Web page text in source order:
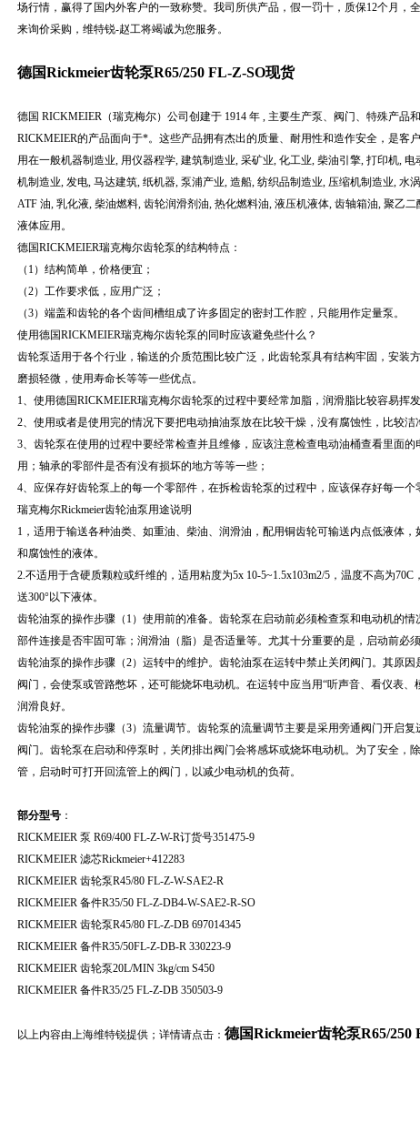
场行情，赢得了国内外客户的一致称赞。我司所供产品，假一罚十，质保12个月，
来询价采购，维特锐-赵工将竭诚为您服务。
德国Rickmeier齿轮泵R65/250 FL-Z-SO现货
德国 RICKMEIER（瑞克梅尔）公司创建于 1914 年 , 主要生产泵、阀门、特殊产品
RICKMEIER的产品面向于*。这些产品拥有杰出的质量、耐用性和造作安全，是客
用在一般机器制造业, 用仪器程学, 建筑制造业, 采矿业, 化工业, 柴油引擎, 打印机,
机制造业, 发电, 马达建筑, 纸机器, 泵浦产业, 造船, 纺织品制造业, 压缩机制造业, 水
ATF 油, 乳化液, 柴油燃料, 齿轮润滑剂油, 热化燃料油, 液压机液体, 齿轴箱油, 聚乙二
液体应用。
德国RICKMEIER瑞克梅尔齿轮泵的结构特点：
（1）结构简单，价格便宜；
（2）工作要求低，应用广泛；
（3）端盖和齿轮的各个齿间槽组成了许多固定的密封工作腔，只能用作定量泵。
使用德国RICKMEIER瑞克梅尔齿轮泵的同时应该避免些什么？
齿轮泵适用于各个行业，输送的介质范围比较广泛，此齿轮泵具有结构牢固，安装
磨损轻微，使用寿命长等等一些优点。
1、使用德国RICKMEIER瑞克梅尔齿轮泵的过程中要经常加脂，润滑脂比较容易挥
2、使用或者是使用完的情况下要把电动抽油泵放在比较干燥，没有腐蚀性，比较洁
3、齿轮泵在使用的过程中要经常检查并且维修，应该注意检查电动油桶查看里面
用；轴承的零部件是否有没有损坏的地方等等一些；
4、应保存好齿轮泵上的每一个零部件，在拆检齿轮泵的过程中，应该保存好每一个
瑞克梅尔Rickmeier齿轮油泵用途说明
1，适用于输送各种油类、如重油、柴油、润滑油，配用铜齿轮可输送内点低液体
和腐蚀性的液体。
2.不适用于含硬质颗粒或纤维的，适用粘度为5x 10-5~1.5x103m2/5，温度不高为
送300°以下液体。
齿轮油泵的操作步骤（1）使用前的准备。齿轮泵在启动前必须检查泵和电动机的
部件连接是否牢固可靠；润滑油（脂）是否适量等。尤其十分重要的是，启动前必
齿轮油泵的操作步骤（2）运转中的维护。齿轮油泵在运转中禁止关闭阀门。其原
阀门，会使泵或管路憋坏，还可能烧坏电动机。在运转中应当用“听声音、看仪表
润滑良好。
齿轮油泵的操作步骤（3）流量调节。齿轮泵的流量调节主要是采用旁通阀门开启
阀门。齿轮泵在启动和停泵时，关闭排出阀门会将感坏或烧坏电动机。为了安全，
管，启动时可打开回流管上的阀门，以减少电动机的负荷。
部分型号 ：
RICKMEIER 泵 R69/400 FL-Z-W-R订货号351475-9
RICKMEIER 滤芯Rickmeier+412283
RICKMEIER 齿轮泵R45/80 FL-Z-W-SAE2-R
RICKMEIER 备件R35/50 FL-Z-DB4-W-SAE2-R-SO
RICKMEIER 齿轮泵R45/80 FL-Z-DB 697014345
RICKMEIER 备件R35/50FL-Z-DB-R 330223-9
RICKMEIER 齿轮泵20L/MIN 3kg/cm S450
RICKMEIER 备件R35/25 FL-Z-DB 350503-9
以上内容由上海维特锐提供；详情请点击： 德国Rickmeier齿轮泵R65/250